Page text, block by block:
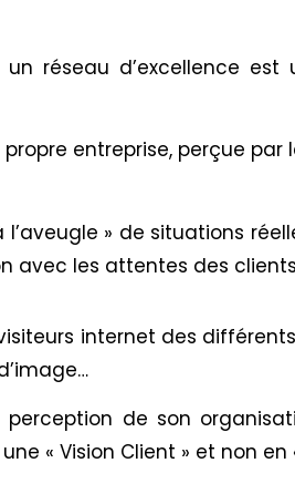
réseau d’excellence
entreprise, perçue par
» de situations
avec les attentes des
internet des
de son
« Vision Client » et non en